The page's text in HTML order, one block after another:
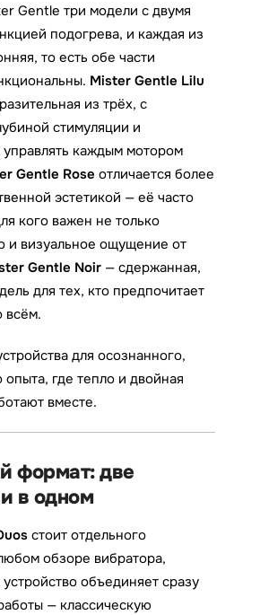
Gentle три модели с двумя
подогрева, и каждая из
то есть обе части
Mister Gentle Lilu
из трёх, с
стимуляции и
каждым мотором
Gentle Rose отличается более
эстетикой — её часто
кого важен не только
и визуальное ощущение от
Gentle Noir — сдержанная,
для тех, кто предпочитает
всём.
для осознанного,
опыта, где тепло и двойная
вместе.
формат: две
в одном
стоит отдельного
обзоре вибратора,
объединяет сразу
— классическую